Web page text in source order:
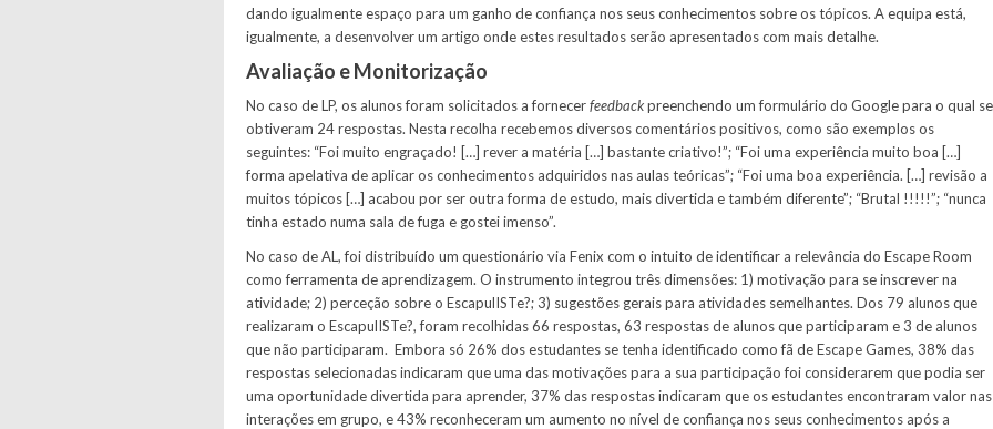
dando igualmente espaço para um ganho de confiança nos seus conhecimentos sobre os tópicos. A equipa está,
igualmente, a desenvolver um artigo onde estes resultados serão apresentados com mais detalhe.
Avaliação e Monitorização
No caso de LP, os alunos foram solicitados a fornecerfeedbackpreenchendo um formulário do Google para o qual se
obtiveram 24 respostas. Nesta recolha recebemos diversos comentários positivos, como são exemplos os
seguintes: “Foi muito engraçado! […] rever a matéria […] bastante criativo!”; “Foi uma experiência muito boa […]
forma apelativa de aplicar os conhecimentos adquiridos nas aulas teóricas”; “Foi uma boa experiência. […] revisão a
muitos tópicos […] acabou por ser outra forma de estudo, mais divertida e também diferente”; “Brutal !!!!!”; “nunca
tinha estado numa sala de fuga e gostei imenso”.
No caso de AL, foi distribuído um questionário via Fenix com o intuito de identificar a relevância do Escape Room
como ferramenta de aprendizagem. O instrumento integrou três dimensões: 1) motivação para se inscrever na
atividade; 2) perceção sobre o EscapulISTe?; 3) sugestões gerais para atividades semelhantes. Dos 79 alunos que
realizaram o EscapulISTe?, foram recolhidas 66 respostas, 63 respostas de alunos que participaram e 3 de alunos
que não participaram. Embora só 26% dos estudantes se tenha identificado como fã de Escape Games, 38% das
respostas selecionadas indicaram que uma das motivações para a sua participação foi considerarem que podia ser
uma oportunidade divertida para aprender, 37% das respostas indicaram que os estudantes encontraram valor nas
interações em grupo, e 43% reconheceram um aumento no nível de confiança nos seus conhecimentos após a